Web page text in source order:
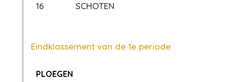
16
SCHOTEN
Eindklassement van de 1e periode
PLOEGEN